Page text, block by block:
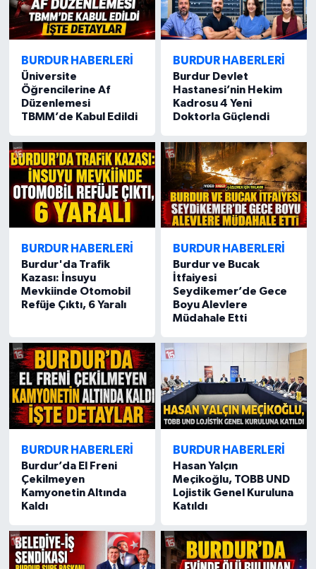
BURDUR HABERLERİ
Üniversite
Öğrencilerine Af
Düzenlemesi
TBMM’de Kabul Edildi
BURDUR HABERLERİ
Burdur Devlet
Hastanesi’nin Hekim
Kadrosu 4 Yeni
Doktorla Güçlendi
BURDUR HABERLERİ
Burdur'da Trafik
Kazası: İnsuyu
Mevkiinde Otomobil
Refüje Çıktı, 6 Yaralı
BURDUR HABERLERİ
Burdur ve Bucak
İtfaiyesi
Seydikemer’de Gece
Boyu Alevlere
Müdahale Etti
BURDUR HABERLERİ
Burdur’da El Freni
Çekilmeyen
Kamyonetin Altında
Kaldı
BURDUR HABERLERİ
Hasan Yalçın
Meçikoğlu, TOBB UND
Lojistik Genel Kuruluna
Katıldı